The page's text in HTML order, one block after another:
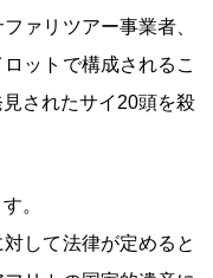
ァリツアー事業者、
ットで構成されるこ
されたサイ20頭を殺
。
して法律が定めると